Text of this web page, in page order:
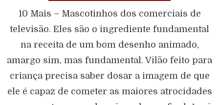
10 Mais – Mascotinhos dos comerciais de
televisão. Eles são o ingrediente fundamental
na receita de um bom desenho animado,
amargo sim, mas fundamental. Vilão feito para
criança precisa saber dosar a imagem de que
ele é capaz de cometer as maiores atrocidades